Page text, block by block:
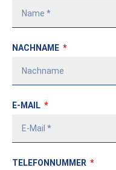
NACHNAME
E-MAIL
TELEFONNUMMER